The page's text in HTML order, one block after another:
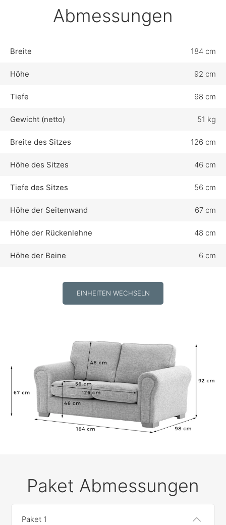
Abmessungen
Breite 184 cm
Höhe 92 cm
Tiefe 98 cm
Gewicht (netto) 51 kg
Breite des Sitzes 126 cm
Höhe des Sitzes 46 cm
Tiefe des Sitzes 56 cm
Höhe der Seitenwand 67 cm
Höhe der Rückenlehne 48 cm
Höhe der Beine 6 cm
EINHEITEN WECHSELN
Paket Abmessungen
Paket 1